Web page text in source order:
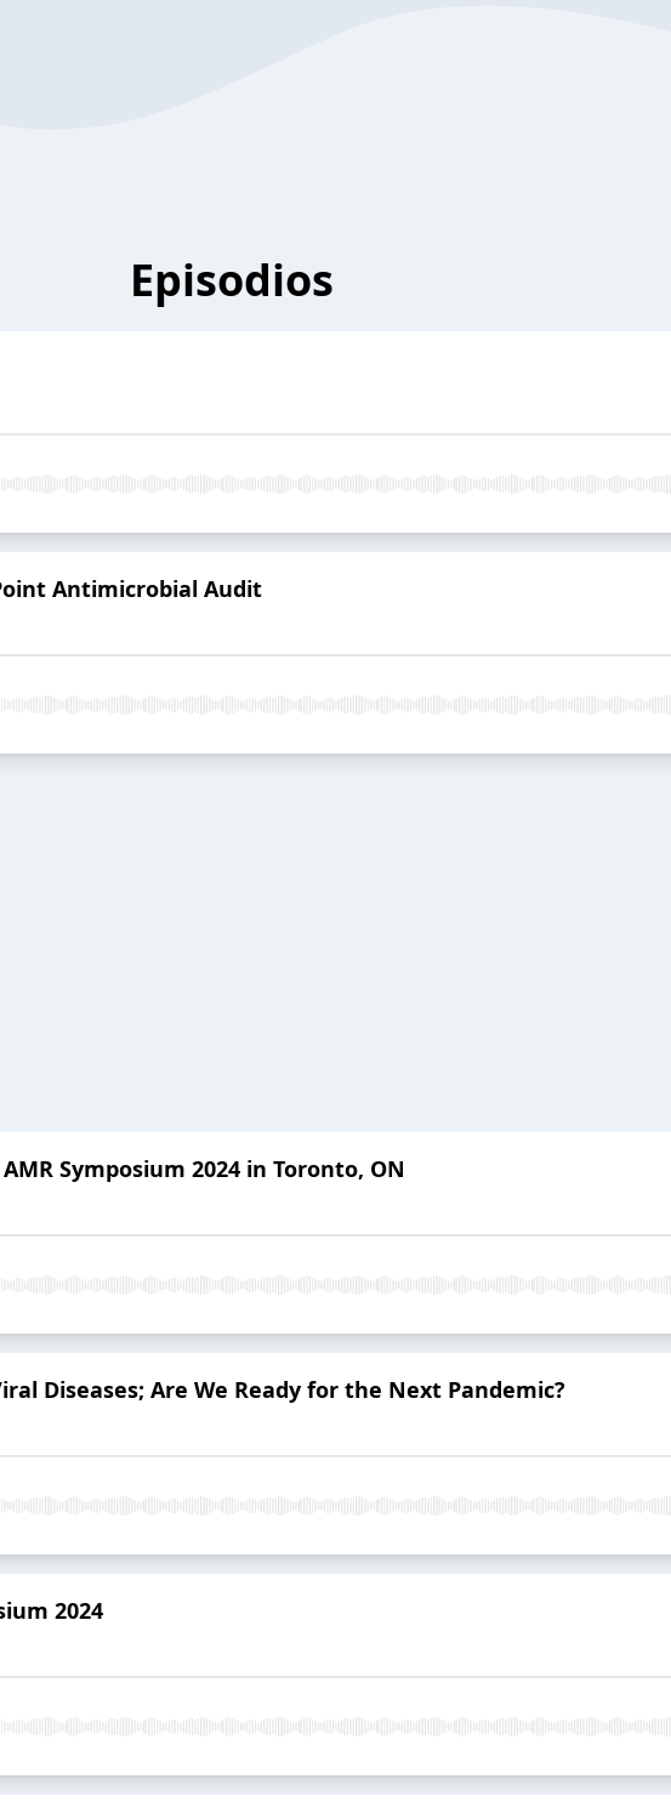
Episodios
Point Antimicrobial Audit
Symposium 2024 in Toronto, ON
Diseases; Are We Ready for the Next Pandemic?
2024